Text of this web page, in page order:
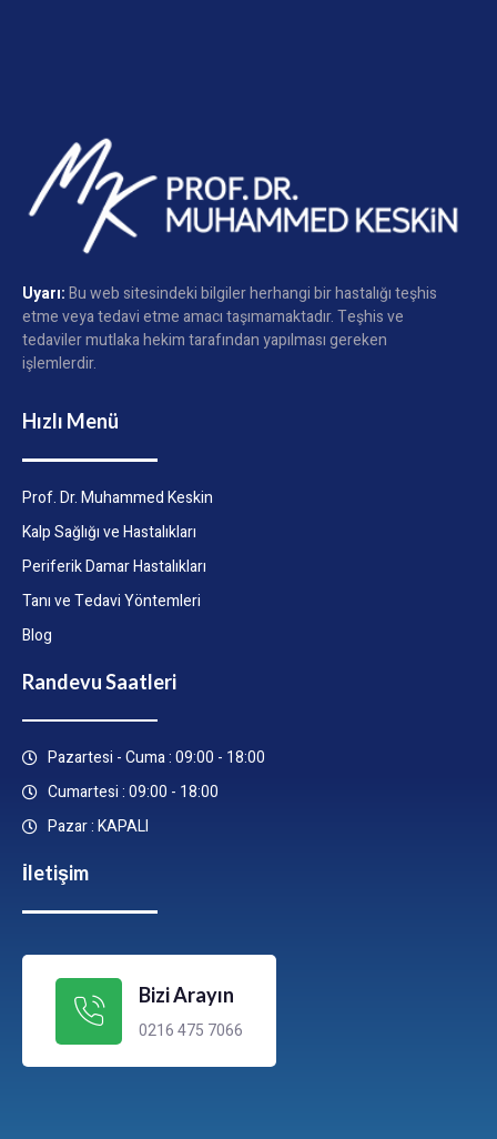
Uyarı:Bu web sitesindeki bilgiler herhangi bir hastalığı teşhis
etme veya tedavi etme amacı taşımamaktadır. Teşhis ve
tedaviler mutlaka hekim tarafından yapılması gereken
işlemlerdir.
Hızlı Menü
Prof. Dr. Muhammed Keskin
Kalp Sağlığı ve Hastalıkları
Periferik Damar Hastalıkları
Tanı ve Tedavi Yöntemleri
Blog
Randevu Saatleri
Pazartesi - Cuma : 09:00 - 18:00
Cumartesi : 09:00 - 18:00
Pazar : KAPALI
İletişim
Bizi Arayın
0216 475 7066